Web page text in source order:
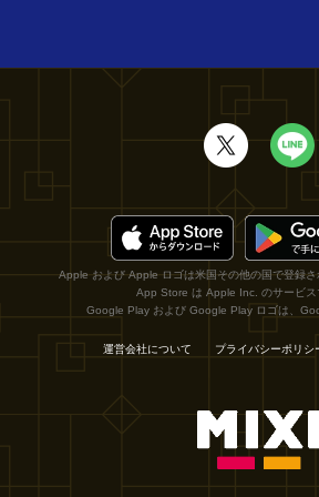
Apple および Apple ロゴは米国その他の国で登録さ
App Store は Apple Inc. のサービス
Google Play および Google Play ロゴは、
運営会社について プライバシーポリシ